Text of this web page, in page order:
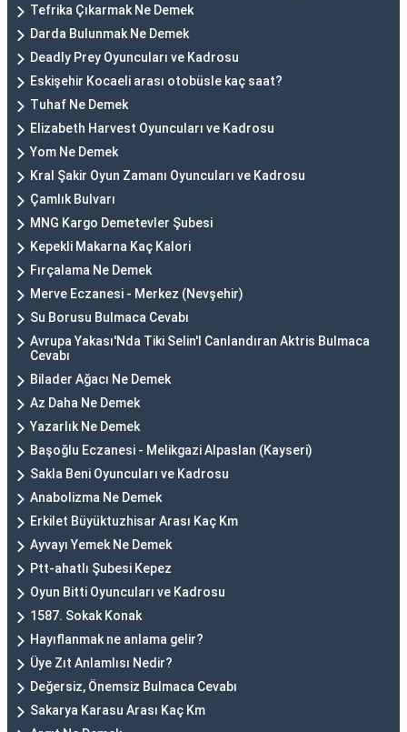
Tefrika Çıkarmak Ne Demek
Darda Bulunmak Ne Demek
Deadly Prey Oyuncuları ve Kadrosu
Eskişehir Kocaeli arası otobüsle kaç saat?
Tuhaf Ne Demek
Elizabeth Harvest Oyuncuları ve Kadrosu
Yom Ne Demek
Kral Şakir Oyun Zamanı Oyuncuları ve Kadrosu
Çamlık Bulvarı
MNG Kargo Demetevler Şubesi
Kepekli Makarna Kaç Kalori
Fırçalama Ne Demek
Merve Eczanesi - Merkez (Nevşehir)
Su Borusu Bulmaca Cevabı
Avrupa Yakası'Nda Tiki Selin'I Canlandıran Aktris Bulmaca
Cevabı
Bilader Ağacı Ne Demek
Az Daha Ne Demek
Yazarlık Ne Demek
Başoğlu Eczanesi - Melikgazi Alpaslan (Kayseri)
Sakla Beni Oyuncuları ve Kadrosu
Anabolizma Ne Demek
Erkilet Büyüktuzhisar Arası Kaç Km
Ayvayı Yemek Ne Demek
Ptt-ahatlı Şubesi Kepez
Oyun Bitti Oyuncuları ve Kadrosu
1587. Sokak Konak
Hayıflanmak ne anlama gelir?
Üye Zıt Anlamlısı Nedir?
Değersiz, Önemsiz Bulmaca Cevabı
Sakarya Karasu Arası Kaç Km